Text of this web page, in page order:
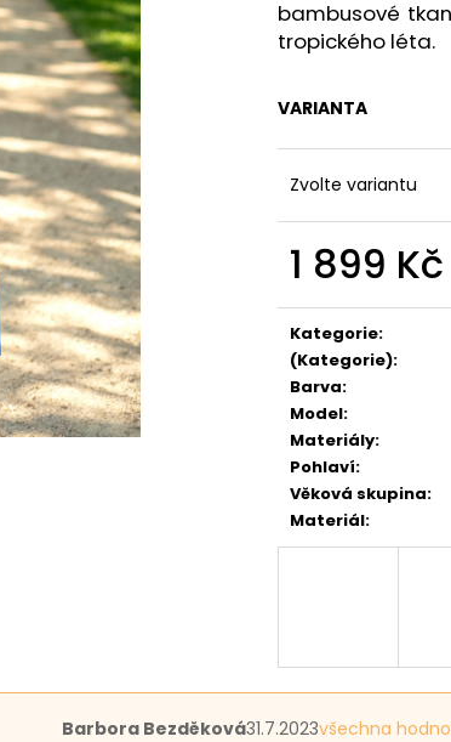
bambusové
tropického léta.
VARIANTA
Zvolte variantu
1 899 Kč
cena:
Kategorie:
(Kategorie):
Barva:
Model:
Materiály:
Pohlaví:
Věková skupina:
Materiál:
Hodnocení
Barbora Bezděková31.7.2023všechna